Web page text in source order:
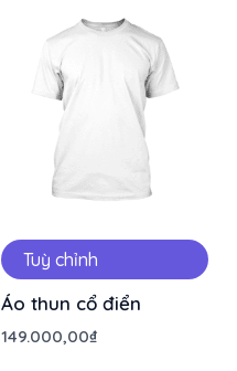
Tuỳ chỉnh
Áo thun cổ điển
149.000,00₫